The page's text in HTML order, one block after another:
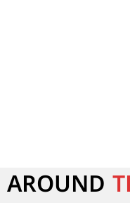
AROUND